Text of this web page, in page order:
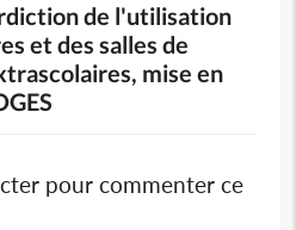
de l'utilisation
et des salles de
mise en
pour commenter ce